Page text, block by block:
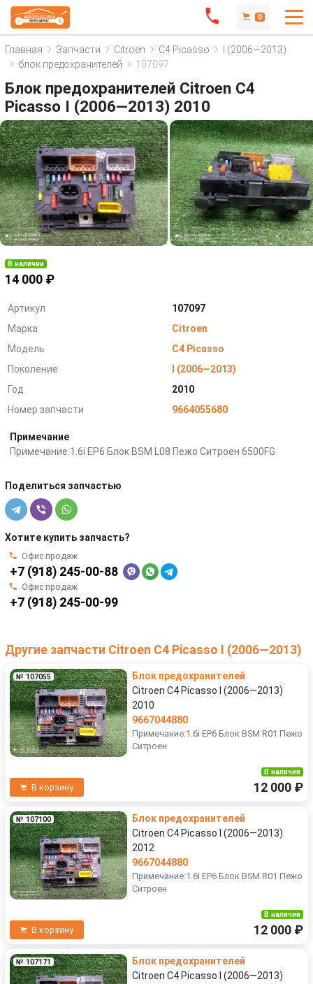
0
Главная Запчасти Citroen C4 Picasso
I (2006—2013)
блок предохранителей
107097
Блок предохранителей Citroen C4
Picasso I (2006—2013) 2010
В наличии
14 000 ₽
Артикул
107097
Марка
Citroen
Модель
C4 Picasso
Поколение
I (2006—2013)
Год
2010
Номер запчасти
9664055680
Примечание
Примечание:1.6i EP6 Блок BSM L08 Пежо Ситроен 6500FG
Поделиться запчастью
Хотите купить запчасть?
Офис продаж
+7 (918) 245-00-88
Офис продаж
+7 (918) 245-00-99
Другие запчасти Citroen C4 Picasso I (2006—2013)
№ 107055
Блок предохранителей
Citroen C4 Picasso I (2006—2013)
2010
9667044880
Примечание:1.6i EP6 Блок BSM R01 Пежо
Ситроен
В корзину
В наличии
12 000 ₽
№ 107100
Блок предохранителей
Citroen C4 Picasso I (2006—2013)
2012
9667044880
Примечание:1.6i EP6 Блок BSM R01 Пежо
Ситроен
В корзину
В наличии
12 000 ₽
№ 107171
Блок предохранителей
Citroen C4 Picasso I (2006—2013)